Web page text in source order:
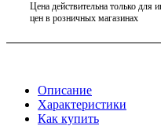
Цена действительна только для
цен в розничных магазинах
Описание
Характеристики
Как купить